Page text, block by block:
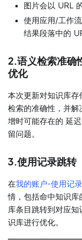
图片会以 URL
使用应用/工作
结果段落中的
2.语义检索准确
优化
本次更新对知识库
检索的准确性，并
增时可能存在的 延
留问题。
3.使用记录跳转
在我的账户-使用记录
情，包括命中知识
库条目跳转到对应
识库进行优化。